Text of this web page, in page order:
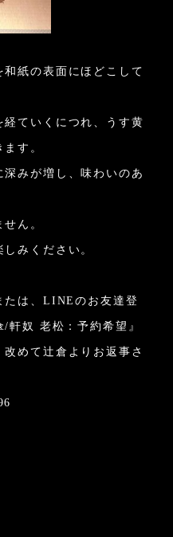
紙の表面にほどこして
ていくにつれ、うす黄
す。
みが増し、味わいのあ
ん。
みください。
たは、LINEのお友達登
軒奴 老松：予約希望』
めて辻倉よりお返事さ